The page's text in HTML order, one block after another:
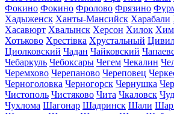
Фокино Фокино Фролово Фрязино
Хадыженск Ханты-Мансийск Харабали
Хасавюрт Хвалынск Херсон Хилок
Хотьково Хрестівка Хрустальный
Циолковский Чадан Чайковский
Чебаркуль Чебоксары Чегем Чекалин
Черемхово Черепаново Череповец
Черноголовка Черногорск Чернушка
Чистополь Чистяково Чита Чкаловск
Чухлома Шагонар Шадринск Шали